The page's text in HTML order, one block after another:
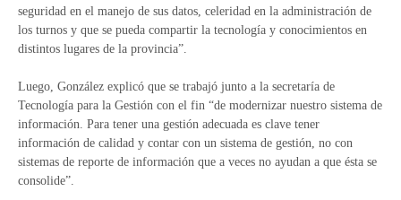
seguridad en el manejo de sus datos, celeridad en la administración de
los turnos y que se pueda compartir la tecnología y conocimientos en
distintos lugares de la provincia”.
Luego, González explicó que se trabajó junto a la secretaría de
Tecnología para la Gestión con el fin “de modernizar nuestro sistema de
información. Para tener una gestión adecuada es clave tener
información de calidad y contar con un sistema de gestión, no con
sistemas de reporte de información que a veces no ayudan a que ésta se
consolide”.